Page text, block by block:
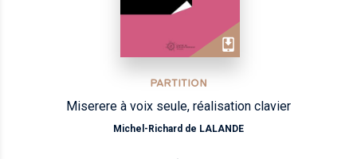
PARTITION
Miserere à voix seule, réalisation clavier
Michel-Richard de LALANDE